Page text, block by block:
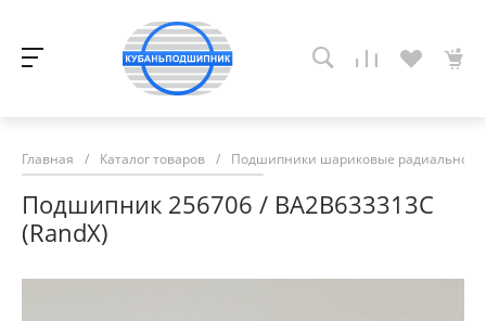
Главная / Каталог товаров / Подшипники шариковые радиально-
Подшипник 256706 / BA2B633313C
(RandX)